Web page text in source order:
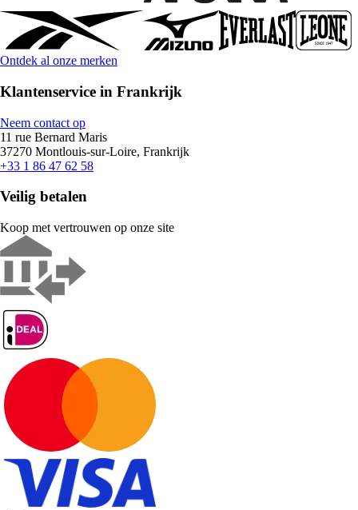
Ontdek al onze merken
Klantenservice in Frankrijk
Neem contact op
11 rue Bernard Maris
37270 Montlouis-sur-Loire, Frankrijk
+33 1 86 47 62 58
Veilig betalen
Koop met vertrouwen op onze site